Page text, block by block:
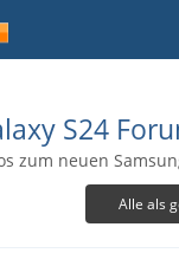
S24
zum neuen
Alle als